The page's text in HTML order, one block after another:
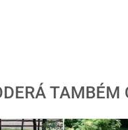
TAMBÉM